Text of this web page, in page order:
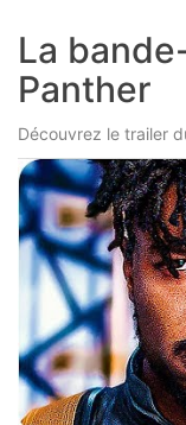
La
Panther
Découvrez le trailer